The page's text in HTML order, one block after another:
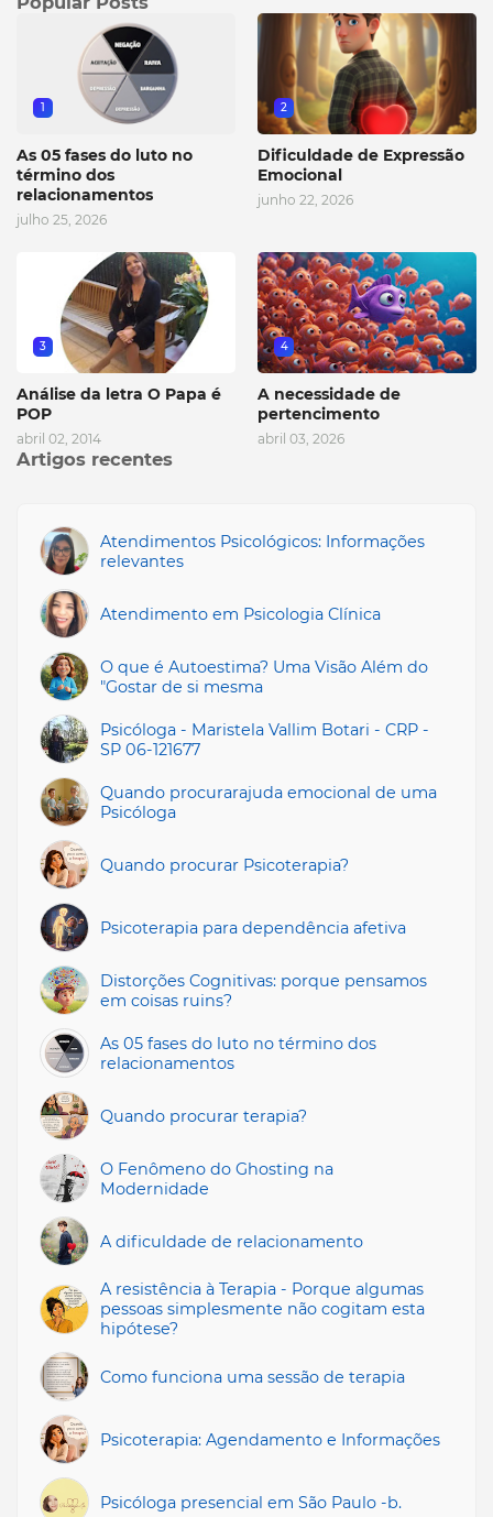
1
As 05 fases do luto no
término dos
relacionamentos
julho 25, 2026
2
Dificuldade de Expressão
Emocional
junho 22, 2026
3
Análise da letra O Papa é
POP
abril 02, 2014
4
A necessidade de
pertencimento
abril 03, 2026
Artigos recentes
Atendimentos Psicológicos: Informações
relevantes
Atendimento em Psicologia Clínica
O que é Autoestima? Uma Visão Além do
"Gostar de si mesma
Psicóloga - Maristela Vallim Botari - CRP -
SP 06-121677
Quando procurarajuda emocional de uma
Psicóloga
Quando procurar Psicoterapia?
Psicoterapia para dependência afetiva
Distorções Cognitivas: porque pensamos
em coisas ruins?
As 05 fases do luto no término dos
relacionamentos
Quando procurar terapia?
O Fenômeno do Ghosting na
Modernidade
A dificuldade de relacionamento
A resistência à Terapia - Porque algumas
pessoas simplesmente não cogitam esta
hipótese?
Como funciona uma sessão de terapia
Psicoterapia: Agendamento e Informações
Psicóloga presencial em São Paulo -b.